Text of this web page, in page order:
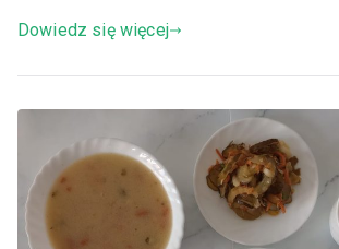
Dowiedz się więcej